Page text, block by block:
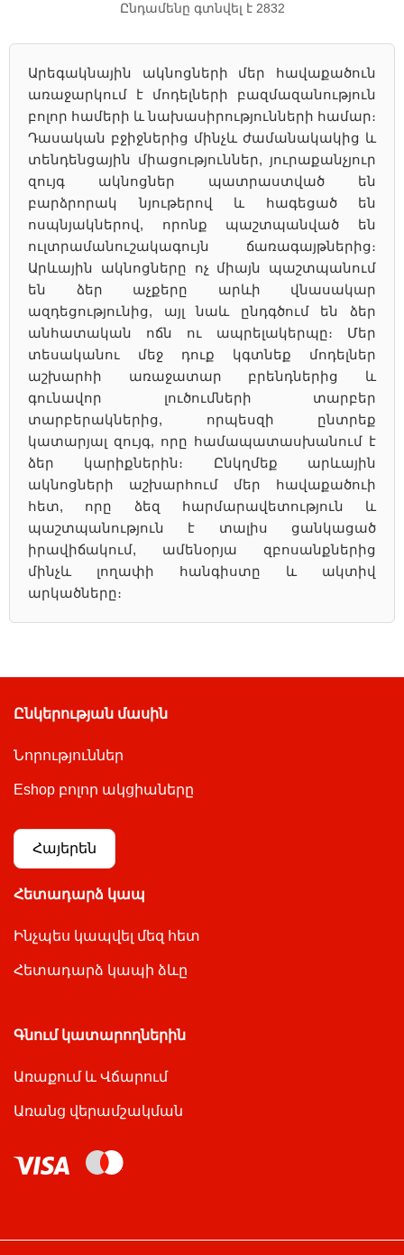
Ընդամենը գտնվել է 2832
Արեգակնային ակնոցների մեր հավաքածուն
առաջարկում է մոդելների բազմազանություն
բոլոր համերի և նախասիրությունների համար։
Դասական բջիջներից մինչև ժամանակակից և
տենդենցային միացություններ, յուրաքանչյուր
զույգ ակնոցներ պատրաստված են
բարձրորակ նյութերով և հագեցած են
ոսպնյակներով, որոնք պաշտպանված են
ուլտրամանուշակագույն ճառագայթներից։
Արևային ակնոցները ոչ միայն պաշտպանում
են ձեր աչքերը արևի վնասակար
ազդեցությունից, այլ նաև ընդգծում են ձեր
անհատական ոճն ու ապրելակերպը։ Մեր
տեսականու մեջ դուք կգտնեք մոդելներ
աշխարհի առաջատար բրենդներից և
գունավոր լուծումների տարբեր
տարբերակներից, որպեսզի ընտրեք
կատարյալ զույգ, որը համապատասխանում է
ձեր կարիքներին։ Ընկղմեք արևային
ակնոցների աշխարհում մեր հավաքածուի
հետ, որը ձեզ հարմարավետություն և
պաշտպանություն է տալիս ցանկացած
իրավիճակում, ամենօրյա զբոսանքներից
մինչև լողափի հանգիստը և ակտիվ
արկածները։
Ընկերության մասին
Նորություններ
Eshop բոլոր ակցիաները
Հայերեն
Հետադարձ կապ
Ինչպես կապվել մեզ հետ
Հետադարձ կապի ձևը
Գնում կատարողներին
Առաքում և Վճարում
Առանց վերամշակման